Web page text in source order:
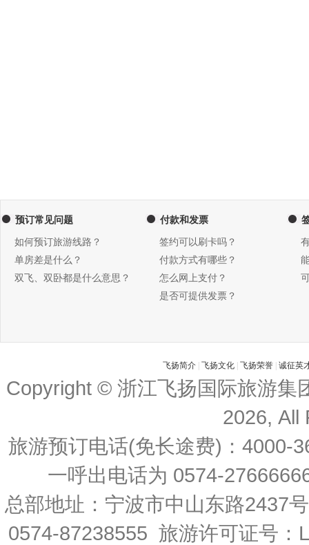
预订常见问题
如何预订旅游线路？
单房差是什么？
双飞、双卧都是什么意思？
付款和发票
签约可以刷卡吗？
付款方式有哪些？
怎么网上支付？
是否可提供发票？
飞扬简介 飞扬文化 飞扬荣誉 诚征英
Copyright © 浙江飞扬国际旅游集
2026, All
旅游预订电话(免长途费)：4000-
一呼出电话为 0574-
总部地址：宁波市中山东路2437
0574-87238555 旅游许可证号